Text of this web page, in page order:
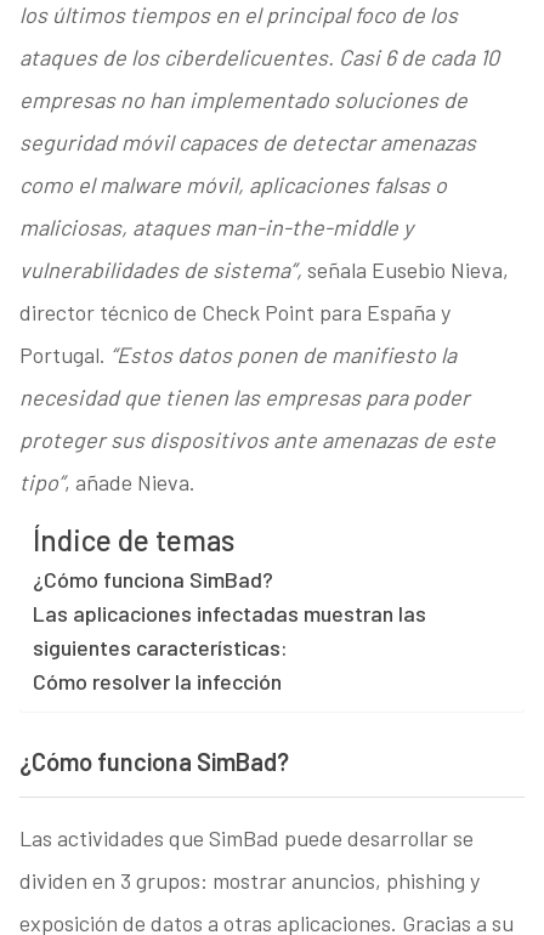
los últimos tiempos en el principal foco de los
ataques de los ciberdelicuentes. Casi 6 de cada 10
empresas no han implementado soluciones de
seguridad móvil capaces de detectar amenazas
como el malware móvil, aplicaciones falsas o
maliciosas, ataques man-in-the-middle y
vulnerabilidades de sistema”, señala Eusebio Nieva,
director técnico de Check Point para España y
Portugal. “Estos datos ponen de manifiesto la
necesidad que tienen las empresas para poder
proteger sus dispositivos ante amenazas de este
tipo”, añade Nieva.
Índice de temas
¿Cómo funciona SimBad?
Las aplicaciones infectadas muestran las
siguientes características:
Cómo resolver la infección
¿Cómo funciona SimBad?
Las actividades que SimBad puede desarrollar se
dividen en 3 grupos: mostrar anuncios, phishing y
exposición de datos a otras aplicaciones. Gracias a su